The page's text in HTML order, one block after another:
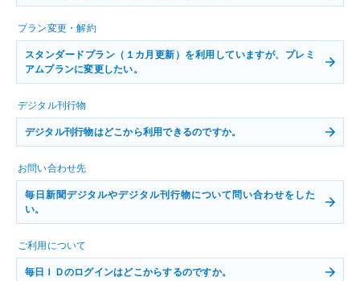
プラン変更・解約
スタンダードプラン（１カ月更新）を利用していますが、プレミ
アムプランに変更したい。
デジタル刊行物
デジタル刊行物はどこから利用できるのですか。
お問い合わせ先
毎日新聞デジタルやデジタル刊行物について問い合わせをした
い。
ご利用について
毎日ＩＤのログインはどこからするのですか。